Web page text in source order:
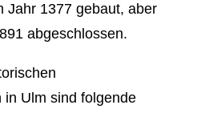
Jahr 1377 gebaut, aber
abgeschlossen.
in Ulm sind folgende